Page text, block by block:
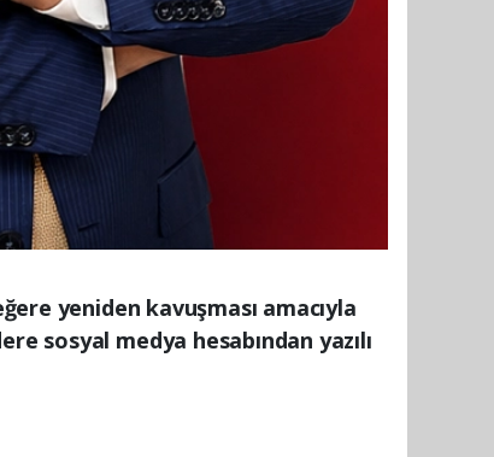
yeniden kavuşması amacıyla
sosyal medya hesabından yazılı